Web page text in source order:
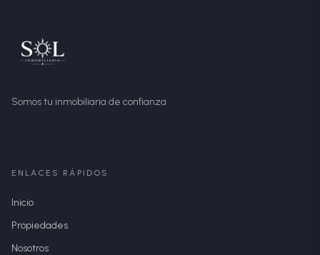
Somos tu inmobiliaria de confianza
ENLACES RÁPIDOS
Inicio
Propiedades
Nosotros